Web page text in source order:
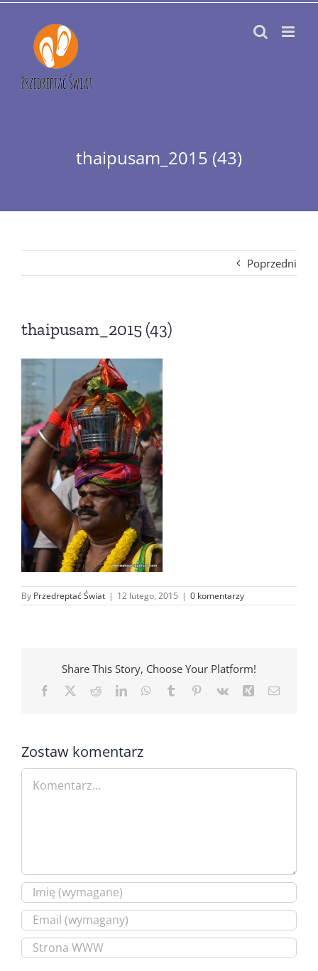
Przejdź
zawartości
thaipusam_2015 (43)
Poprzedni
thaipusam_2015 (43)
By Przedreptać Świat | 12 lutego, 2015 | 0 komentarzy
Share This Story, Choose Your Platform!
Facebook RedditLinkedInWhatsApp
Tumblr Pinterest
Vk Xing Email
Zostaw komentarz
Comment